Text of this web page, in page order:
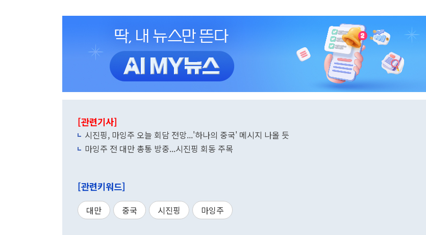
[관련기사]
시진핑, 마잉주 오늘 회담 전망...'하나의 중국' 메시지 나올 듯
마잉주 전 대만 총통 방중...시진핑 회동 주목
[관련키워드]
대만 중국 시진핑 마잉주